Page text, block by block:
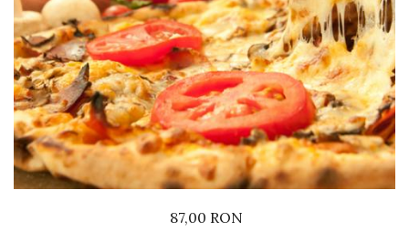
Preparate din vita
Preparate din peste
Garnituri
Salate
Sosuri
Desert
87,00 RON